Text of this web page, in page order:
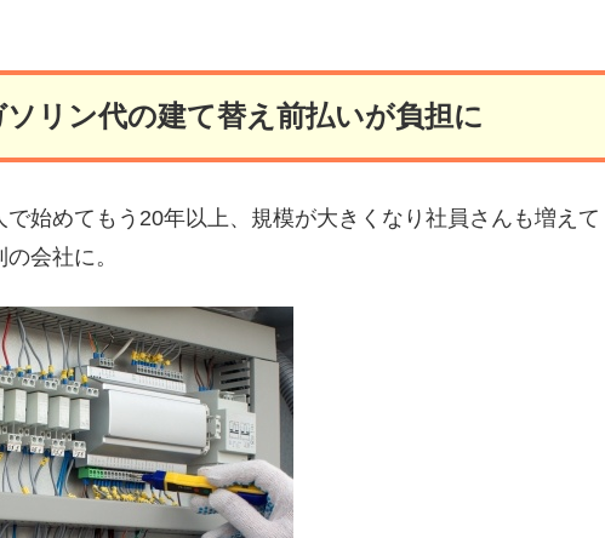
リン代の建て替え前払いが負担に
始めてもう20年以上、規模が大きくなり社員さんも増えて
会社に。